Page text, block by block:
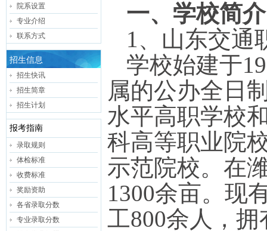
院系设置
专业介绍
联系方式
招生信息
招生快讯
招生简章
招生计划
报考指南
录取规则
体检标准
收费标准
奖励资助
各省录取分数
专业录取分数
一、 学校简介
1、 山东交通
学校始建于
属的公办全日
水平高职学校
科高等职业院
示范院校。在
1300余亩。现
工800余人，拥